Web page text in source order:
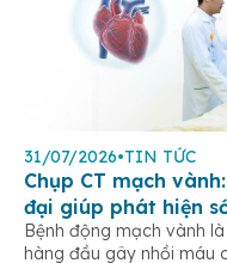
31/07/2026•TIN TỨC
Chụp CT mạch
đại giúp phát hiện
Bệnh động mạch vành
hàng đầu gây nhồi máu